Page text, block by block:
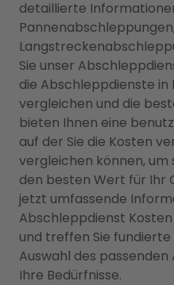
detaillierte
Sie unser
die Abschleppdienste in
vergleichen und die
bieten Ihnen eine
auf der Sie die Kosten
vergleichen können, um
den besten Wert für Ihr
jetzt umfassende
Abschleppdienst
und treffen Sie
Auswahl des
Ihre Bedürfnisse.